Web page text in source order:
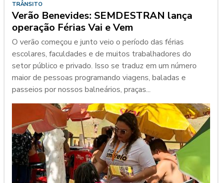
TRÂNSITO
Verão Benevides: SEMDESTRAN lança
operação Férias Vai e Vem
O verão começou e junto veio o período das férias
escolares, faculdades e de muitos trabalhadores do
setor público e privado. Isso se traduz em um número
maior de pessoas programando viagens, baladas e
passeios por nossos balneários, praças...